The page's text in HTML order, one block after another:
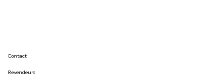
Contact
Revendeurs